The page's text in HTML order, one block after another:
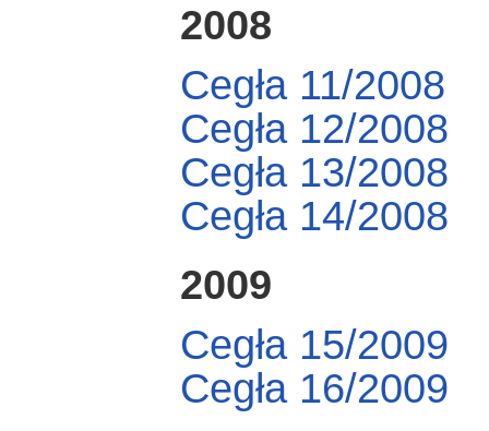
2008
Cegła 11/2008
Cegła 12/2008
Cegła 13/2008
Cegła 14/2008
2009
Cegła 15/2009
Cegła 16/2009